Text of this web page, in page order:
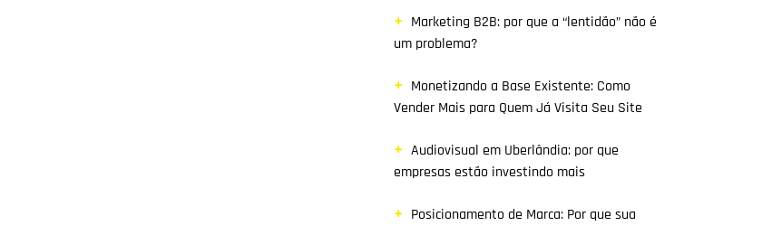
Marketing B2B: por que a “lentidão” não é
um problema?
Monetizando a Base Existente: Como
Vender Mais para Quem Já Visita Seu Site
Audiovisual em Uberlândia: por que
empresas estão investindo mais
Posicionamento de Marca: Por que sua